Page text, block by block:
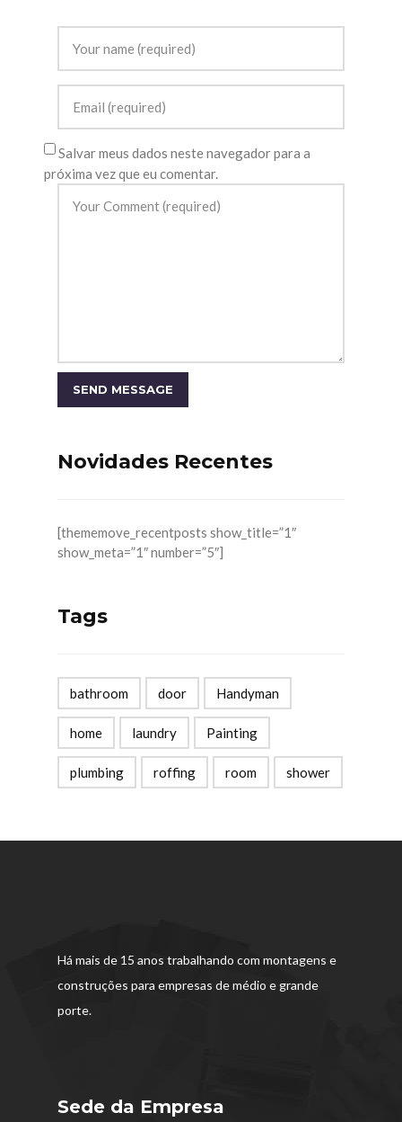
Salvar meus dados neste navegador para a
próxima vez que eu comentar.
Novidades Recentes
[thememove_recentposts show_title=”1″
show_meta=”1″ number=”5″]
Tags
bathroom door Handyman
home laundry Painting
plumbing roffing room shower
Há mais de 15 anos trabalhando com montagens e
construções para empresas de médio e grande
porte.
Sede da Empresa